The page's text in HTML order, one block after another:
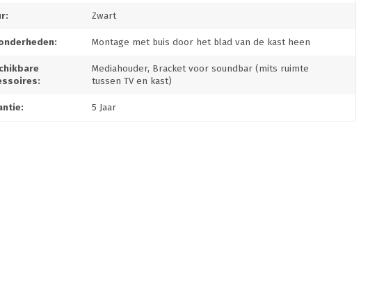
Zwart
Montage met buis door het blad van de kast heen
Mediahouder, Bracket voor soundbar (mits ruimte
tussen TV en kast)
5 Jaar